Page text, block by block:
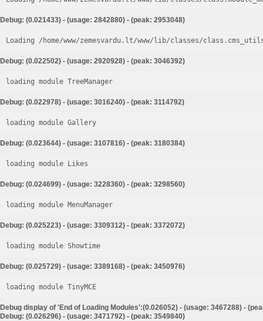
Debug: (0.021433) - (usage: 2842880) - (peak: 2953048)
Loading /home/www/zemesvardu.lt/www/lib/classes/
Debug: (0.022502) - (usage: 2920928) - (peak: 3046392)
loading module TreeManager
Debug: (0.022978) - (usage: 3016240) - (peak: 3114792)
loading module Gallery
Debug: (0.023644) - (usage: 3107816) - (peak: 3180384)
loading module Likes
Debug: (0.024699) - (usage: 3228360) - (peak: 3298560)
loading module MenuManager
Debug: (0.025223) - (usage: 3309312) - (peak: 3372072)
loading module Showtime
Debug: (0.025729) - (usage: 3389168) - (peak: 3450976)
loading module TinyMCE
Debug display of 'End of Loading Modules':(0.026052) - (usage: 3467288) -
Debug: (0.026296) - (usage: 3471792) - (peak: 3549840)